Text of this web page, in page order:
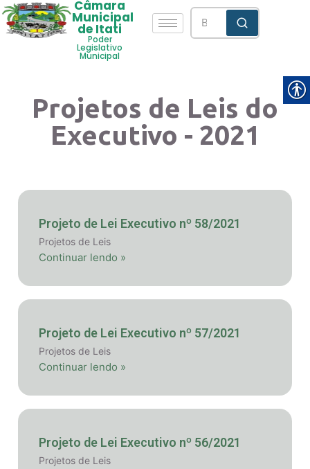
Câmara
Municipal
de Itati
Poder
Legislativo
Municipal
Projetos de Leis do
Executivo - 2021
Projeto de Lei Executivo nº 58/2021
Projetos de Leis
Continuar lendo »
Projeto de Lei Executivo nº 57/2021
Projetos de Leis
Continuar lendo »
Projeto de Lei Executivo nº 56/2021
Projetos de Leis